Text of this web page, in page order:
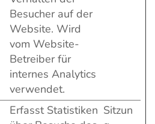
Besucher auf der
Website. Wird
vom Website-
Betreiber für
internes Analytics
verwendet.
Erfasst Statistiken Sitzun